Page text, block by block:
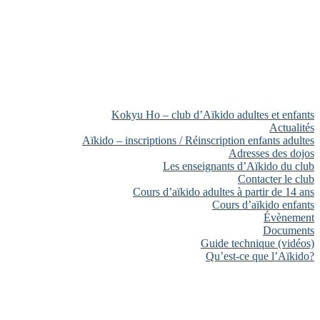
Kokyu Ho – club d’Aïkido adultes et enfants
Actualités
Aïkido – inscriptions / Réinscription enfants adultes
Adresses des dojos
Les enseignants d’Aïkido du club
Contacter le club
Cours d’aïkido adultes à partir de 14 ans
Cours d’aïkido enfants
Évènement
Documents
Guide technique (vidéos)
Qu’est-ce que l’Aïkido?